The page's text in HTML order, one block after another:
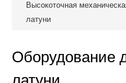
Высокоточная
латуни
Оборудование